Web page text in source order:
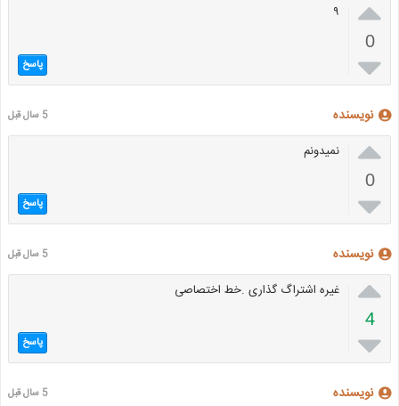

0

۹
پاسخ
نویسنده 5 سال قبل

0

نمیدونم
پاسخ
نویسنده 5 سال قبل

4

غیره اشتراگ گذاری .خط اختصاصی
پاسخ
نویسنده 5 سال قبل